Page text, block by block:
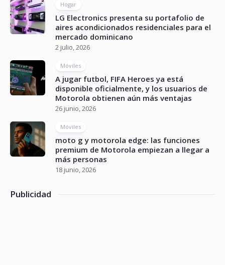
Hogar
LG Electronics presenta su portafolio de
aires acondicionados residenciales para el
mercado dominicano
2 julio, 2026
Móviles
A jugar futbol, FIFA Heroes ya está
disponible oficialmente, y los usuarios de
Motorola obtienen aún más ventajas
26 junio, 2026
Móviles
moto g y motorola edge: las funciones
premium de Motorola empiezan a llegar a
más personas
18 junio, 2026
Publicidad